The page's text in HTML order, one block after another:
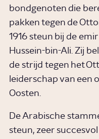
bondgenoten die
pakken tegen de
1916 steun bij de
Hussein-bin-Ali. Zij
de strijd tegen het
leiderschap van een
Oosten.
De Arabische
steun, zeer